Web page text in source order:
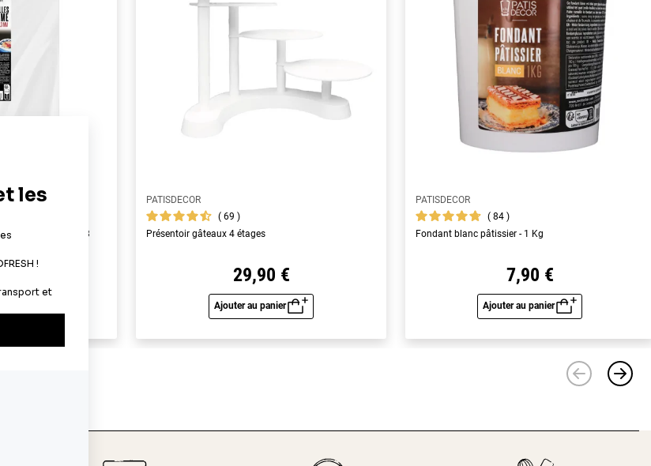
A4 - épaisseur 0,3
€
rapide
PATISDECOR
69
Présentoir gâteaux 4 étages
29,90 €
Ajouter au panier
Aperçu rapide
PATISDECOR
84
Fondant blanc pâtissier - 1 Kg
7,90 €
Ajouter au panier
Aperçu rapide